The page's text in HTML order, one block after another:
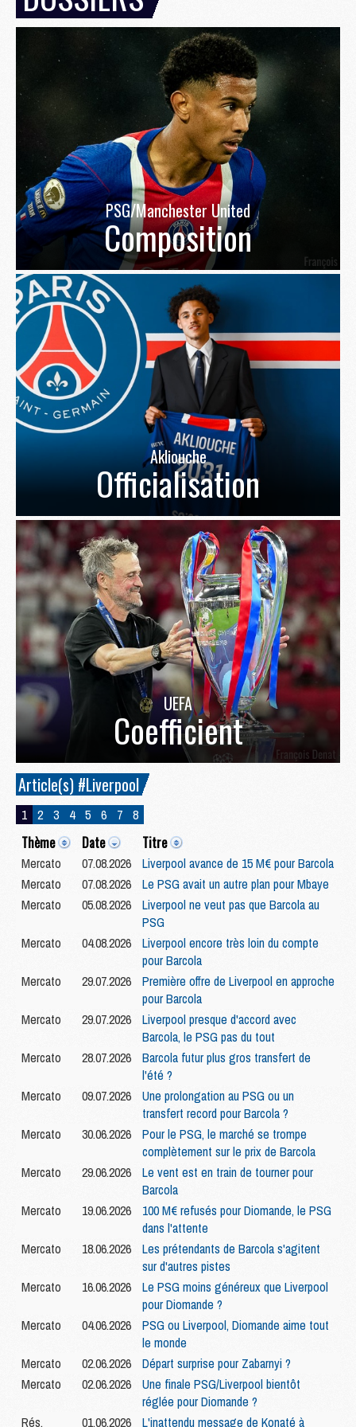
PSG/Manchester United
Composition
Akliouche
Officialisation
UEFA
Coefficient
Article(s) #Liverpool
1 2 3 4 5 6 7 8
Thème Date Titre
Mercato 07.08.2026
Liverpool avance de 15 M€ pour Barcola
Mercato
07.08.2026
Le PSG avait un autre plan pour Mbaye
Mercato
05.08.2026
Liverpool ne veut pas que Barcola au
PSG
Mercato
04.08.2026
Liverpool encore très loin du compte
pour Barcola
Mercato
29.07.2026
Première offre de Liverpool en approche
pour Barcola
Mercato
29.07.2026
Liverpool presque d'accord avec
Barcola, le PSG pas du tout
Mercato
28.07.2026
Barcola futur plus gros transfert de
l'été ?
Mercato
09.07.2026
Une prolongation au PSG ou un
transfert record pour Barcola ?
Mercato
30.06.2026
Pour le PSG, le marché se trompe
complètement sur le prix de Barcola
Mercato
29.06.2026
Le vent est en train de tourner pour
Barcola
Mercato
19.06.2026
100 M€ refusés pour Diomande, le PSG
dans l'attente
Mercato
18.06.2026
Les prétendants de Barcola s'agitent
sur d'autres pistes
Mercato
16.06.2026
Le PSG moins généreux que Liverpool
pour Diomande ?
Mercato
04.06.2026
PSG ou Liverpool, Diomande aime tout
le monde
Mercato
02.06.2026
Départ surprise pour Zabarnyi ?
Mercato
02.06.2026
Une finale PSG/Liverpool bientôt
réglée pour Diomande ?
Rés.
01.06.2026 L'inattendu message de Konaté à